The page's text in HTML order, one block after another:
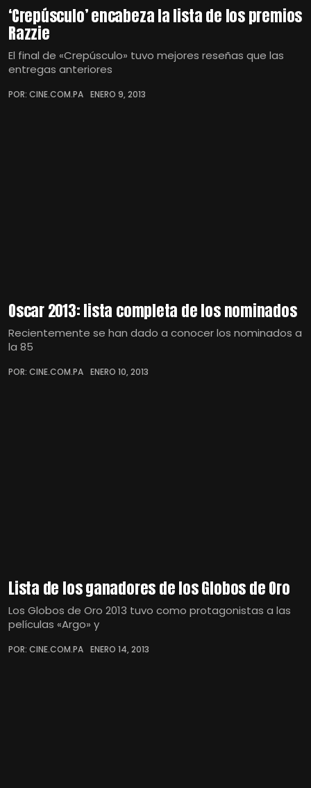
‘Crepúsculo’ encabeza la lista de los premios
Razzie
El final de «Crepúsculo» tuvo mejores reseñas que las
entregas anteriores
POR: CINE.COM.PA ENERO 9, 2013
Oscar 2013: lista completa de los nominados
Recientemente se han dado a conocer los nominados a
la 85
POR: CINE.COM.PA ENERO 10, 2013
Lista de los ganadores de los Globos de Oro
Los Globos de Oro 2013 tuvo como protagonistas a las
películas «Argo» y
POR: CINE.COM.PA ENERO 14, 2013